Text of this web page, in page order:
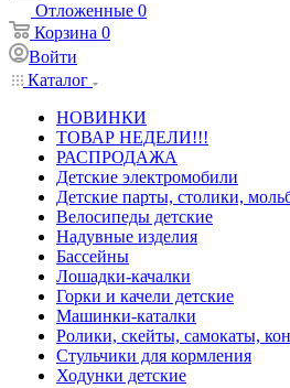
Отложенные 0
Корзина 0
Войти
Каталог
НОВИНКИ
ТОВАР НЕДЕЛИ!!!
РАСПРОДАЖА
Детские электромобили
Детские парты, столики,
Велосипеды детские
Надувные изделия
Бассейны
Лошадки-качалки
Горки и качели детские
Машинки-каталки
Ролики, скейты, самокаты,
Стульчики для кормления
Ходунки детские